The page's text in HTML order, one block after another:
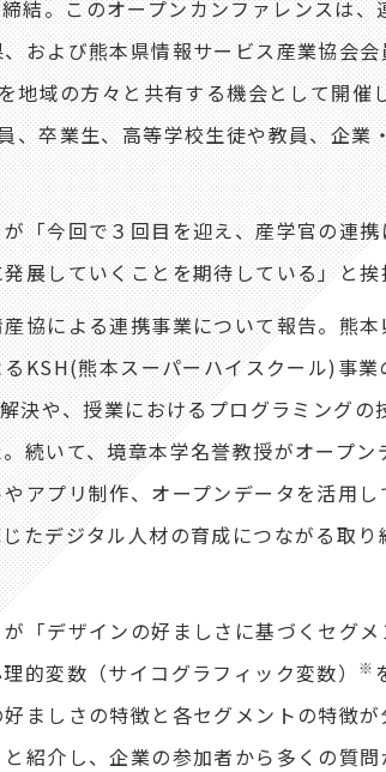
結。このオープンカンファレンスは
および熊本県情報サービス産業協会
域の方々と共有する機会として開催
卒業生、高等学校生徒や教員、企業
「今回で３回目を迎え、産学官の連
展していくことを期待している」と挨
協による連携事業について報告。熊
KSH(熊本スーパーハイスクール)事
や、授業におけるプログラミングの
続いて、境章本学名誉教授がオープ
アプリ制作、オープンデータを活用
たデジタル人材の育成につながる取
デザインの好ましさに基づくセグメ
的変数（サイコグラフィック変数）
※
ましさの特徴と各セグメントの特徴が
紹介し、企業の参加者から多くの質